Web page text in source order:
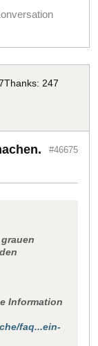
Thanks: 247
#46675
Information
faq...ein-